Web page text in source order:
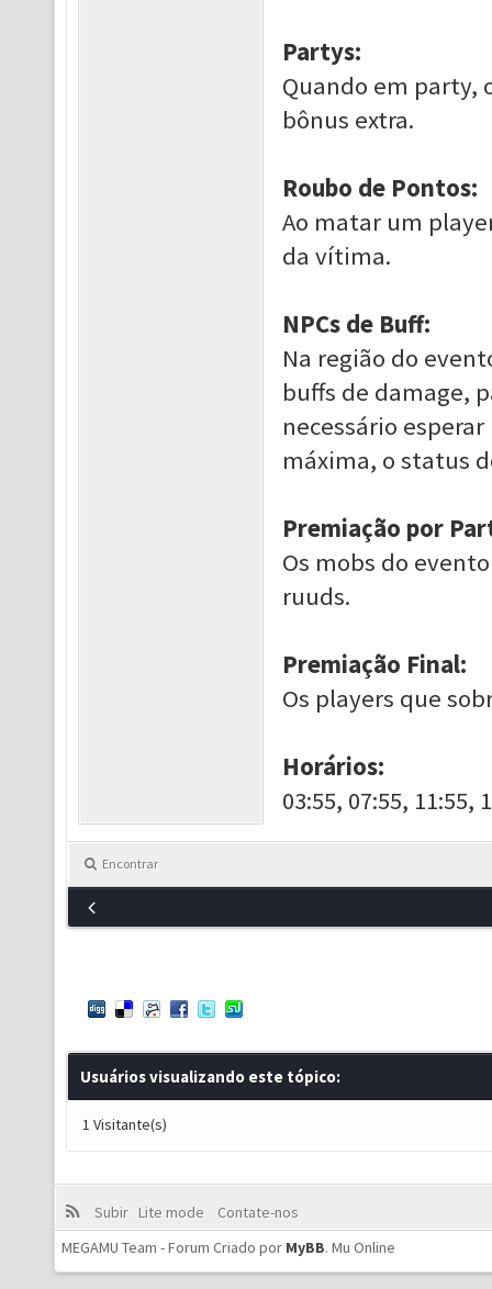
Partys:
Quando em party,
bônus extra.
Roubo de Pontos:
Ao matar um
da vítima.
NPCs de Buff:
Na região do
buffs de damage,
necessário
máxima, o status
Premiação por
Os mobs do
ruuds.
Premiação Final:
Os players que
Horários:
03:55, 07:55, 11:55,
Encontrar
Usuários visualizando este tópico:
1 Visitante(s)
Subir Lite mode
Contate-nos
MEGAMU Team - Forum Criado por MyBB. Mu Online